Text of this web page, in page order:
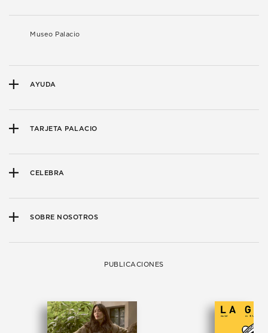
Museo Palacio
AYUDA
TARJETA PALACIO
CELEBRA
SOBRE NOSOTROS
PUBLICACIONES